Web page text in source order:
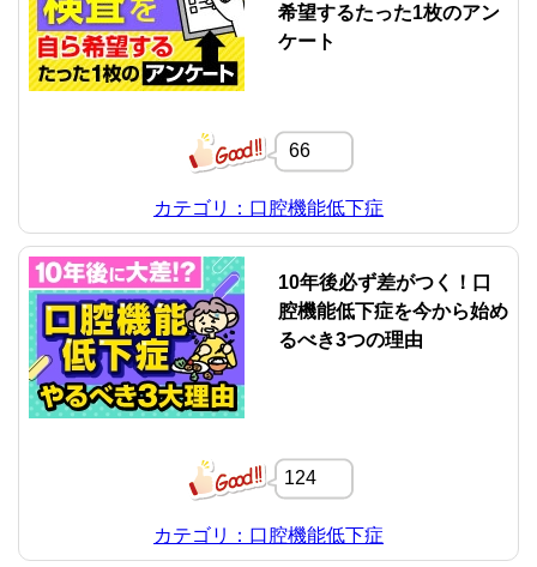
希望するたった1枚のアン
ケート
66
カテゴリ：口腔機能低下症
10年後必ず差がつく！口
腔機能低下症を今から始め
るべき3つの理由
124
カテゴリ：口腔機能低下症